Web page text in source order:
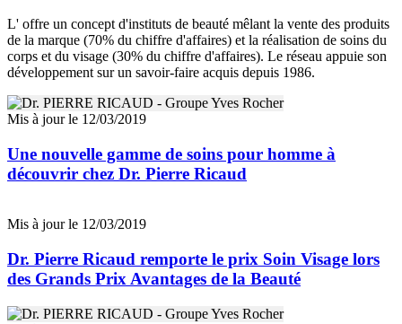
L' offre un concept d'instituts de beauté mêlant la vente des produits
de la marque (70% du chiffre d'affaires) et la réalisation de soins du
corps et du visage (30% du chiffre d'affaires). Le réseau appuie son
développement sur un savoir-faire acquis depuis 1986.
Mis à jour le 12/03/2019
Une nouvelle gamme de soins pour homme à
découvrir chez Dr. Pierre Ricaud
Mis à jour le 12/03/2019
Dr. Pierre Ricaud remporte le prix Soin Visage lors
des Grands Prix Avantages de la Beauté